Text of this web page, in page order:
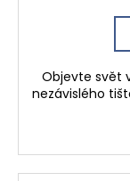
Objevte svět
nezávislého